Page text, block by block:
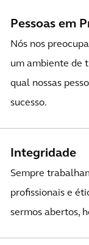
Pessoas em
Nós nos
um ambiente de
qual nossas
sucesso.
Integridade
Sempre
profissionais e
sermos abertos,